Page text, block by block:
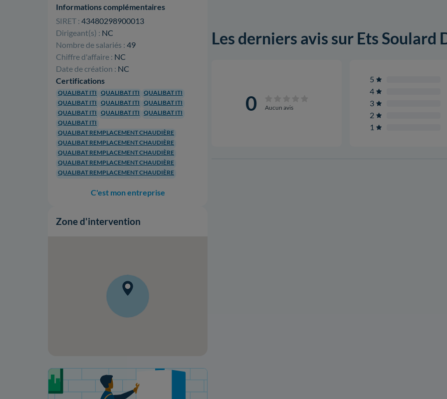
Informations complémentaires
SIRET : 43480298900013
Dirigeant(s) : NC
Nombre de salariés : 49
Chiffre d'affaire : NC
Date de création : NC
Certifications
QUALIBAT ITI QUALIBAT ITI QUALIBAT ITI
QUALIBAT ITI QUALIBAT ITI QUALIBAT ITI
QUALIBAT ITI QUALIBAT ITI QUALIBAT ITI
QUALIBAT ITI
QUALIBAT REMPLACEMENT CHAUDIÈRE
QUALIBAT REMPLACEMENT CHAUDIÈRE
QUALIBAT REMPLACEMENT CHAUDIÈRE
QUALIBAT REMPLACEMENT CHAUDIÈRE
QUALIBAT REMPLACEMENT CHAUDIÈRE
C'est mon entreprise
Zone d'intervention
Votre projet de rénovation
Les derniers avis sur Ets Soulard
0 Aucun avis
5
4
3
2
1